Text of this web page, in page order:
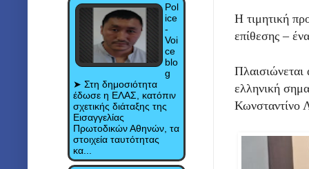
e
i
i
m
e
c
e
Η τιμητική
επίθεσης –
ελληνική
Κωνσταντίνο
Pol
ice
-
Voi
ce
blo
g
➤ Στη δημοσιότητα
έδωσε η ΕΛΑΣ, κατόπιν
σχετικής διάταξης της
Εισαγγελίας
Πρωτοδικών Αθηνών, τα
στοιχεία ταυτότητας
κα...